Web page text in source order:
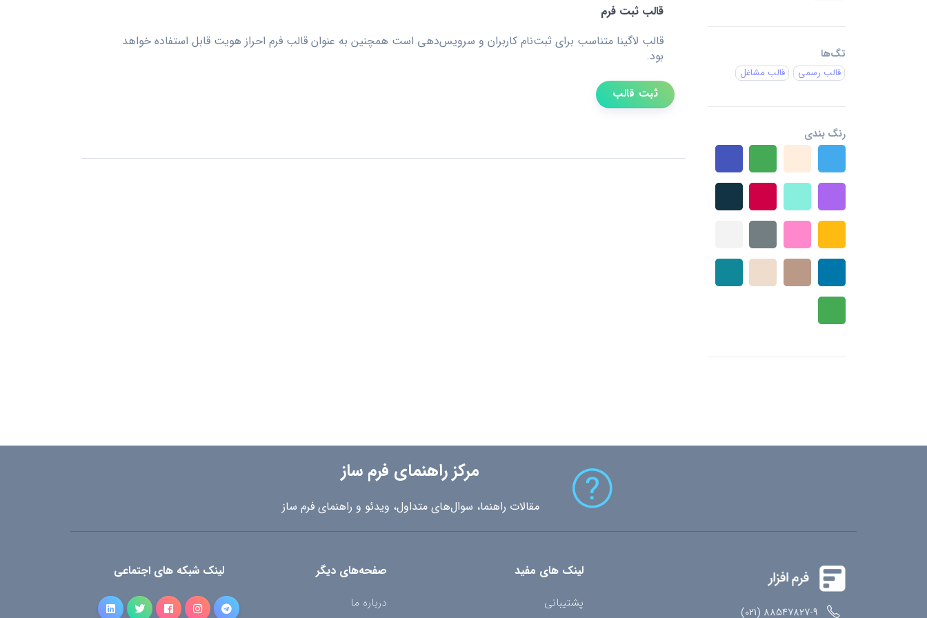
قالب ثبت فرم
قالب لاگینا متناسب برای ثبت‌نام کاربران و سرویس‌دهی است همچنین به عنوان قالب فرم احراز هویت قابل استفاده خواهد
بود.
ثبت قالب
تگ‌ها
قالب رسمی قالب مشاغل
رنگ بندی
مرکز راهنمای فرم ساز
مقالات راهنما، سوال‌های متداول، ویدئو و راهنمای فرم ساز
88547827-9 (021)
لینک های مفید
پشتیبانی
صفحه‌های دیگر
درباره ما
لینک شبکه های اجتماعی